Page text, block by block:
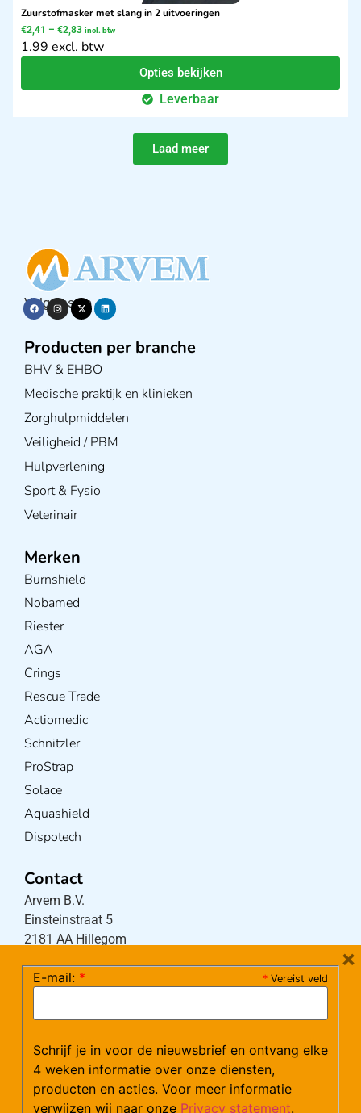
Zuurstofmasker met slang in 2 uitvoeringen
€2,41 – €2,83 incl. btw
1.99 excl. btw
Opties bekijken
Leverbaar
Laad meer
Volg ons op
Producten per branche
BHV & EHBO
Medische praktijk en klinieken
Zorghulpmiddelen
Veiligheid / PBM
Hulpverlening
Sport & Fysio
Veterinair
Merken
Burnshield
Nobamed
Riester
AGA
Crings
Rescue Trade
Actiomedic
Schnitzler
ProStrap
Solace
Aquashield
Dispotech
Contact
Arvem B.V.
Einsteinstraat 5
2181 AA Hillegom
(maandag – donderdag 08:30-17:15 uur / vrijdag
Mail:klantenservice@arvem.nl
* Vereist veld
E-mail: *
Schrijf je in voor de nieuwsbrief en ontvang elke
4 weken informatie over onze diensten,
producten en acties. Voor meer informatie
verwijzen wij naar onze Privacy statement.
×